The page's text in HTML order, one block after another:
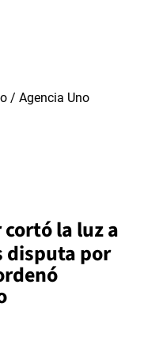
la luz a
disputa por